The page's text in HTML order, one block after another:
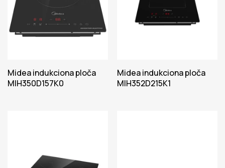
Midea indukciona ploča
MIH350D157K0
Midea indukciona ploča
MIH352D215K1